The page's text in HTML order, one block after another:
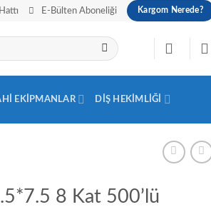
E-Bülten Aboneliği Kargom Nerede?
EKIPMANLAR DIŞ HEKIMLIĞI
8 Kat 500’lü